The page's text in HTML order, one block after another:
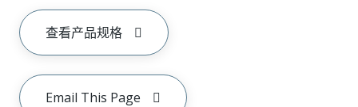
查看产品规格
Email This Page